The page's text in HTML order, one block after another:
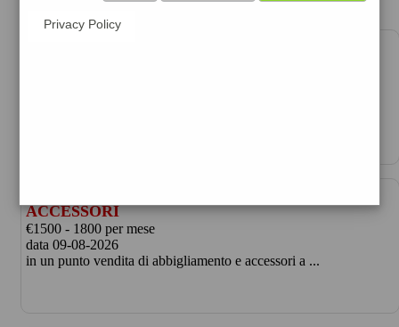
ACCESSORI
€1500 - 1800 per mese
data 09-08-2026
in un punto vendita di abbigliamento e accessori a ...
Privacy Policy